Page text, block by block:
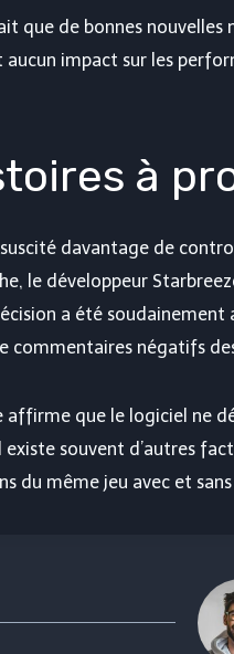
ait que de bonnes
aucun impact sur les
à
davantage de
le développeur
a été
commentaires négatifs
affirme que le logiciel ne
existe souvent d’autres
du même jeu avec et